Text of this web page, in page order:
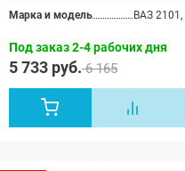
Пикап
Марка и модель
Под заказ 2-4 рабочих дня
5 733 руб.6 165